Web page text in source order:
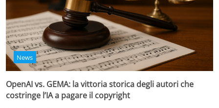
News
OpenAI vs. GEMA: la vittoria storica degli autori che
costringe l’IA a pagare il copyright